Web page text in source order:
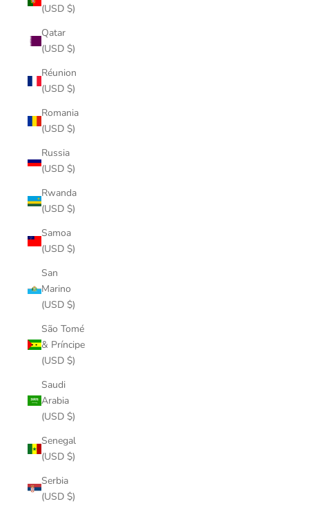
(USD $)
Qatar
(USD $)
Réunion
(USD $)
Romania
(USD $)
Russia
(USD $)
Rwanda
(USD $)
Samoa
(USD $)
San
Marino
(USD $)
São Tomé
& Príncipe
(USD $)
Saudi
Arabia
(USD $)
Senegal
(USD $)
Serbia
(USD $)